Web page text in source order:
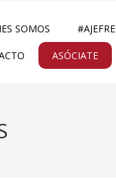
SOMOS
ASÓCIATE